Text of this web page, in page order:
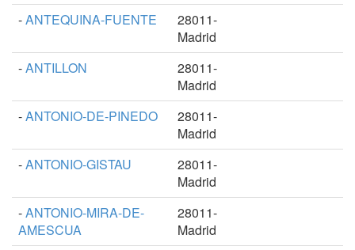
-ANTEQUINA-FUENTE
28011-
Madrid
-ANTILLON
28011-
Madrid
-ANTONIO-DE-PINEDO
28011-
Madrid
-ANTONIO-GISTAU
28011-
Madrid
-ANTONIO-MIRA-DE-
AMESCUA
28011-
Madrid